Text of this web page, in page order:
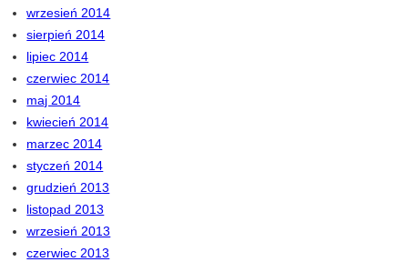
wrzesień 2014
sierpień 2014
lipiec 2014
czerwiec 2014
maj 2014
kwiecień 2014
marzec 2014
styczeń 2014
grudzień 2013
listopad 2013
wrzesień 2013
czerwiec 2013